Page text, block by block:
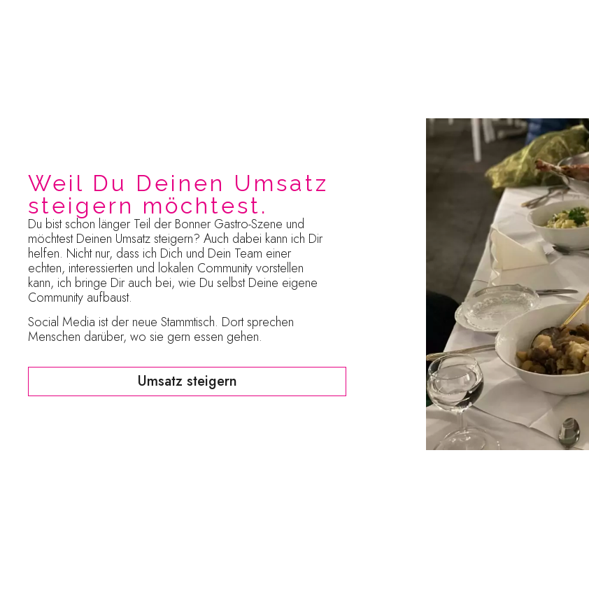
Weil Du Deinen Umsatz
steigern möchtest.
Du bist schon länger Teil der Bonner Gastro-Szene und
möchtest Deinen Umsatz steigern? Auch dabei kann ich Dir
helfen. Nicht nur, dass ich Dich und Dein Team einer
echten, interessierten und lokalen Community vorstellen
kann, ich bringe Dir auch bei, wie Du selbst Deine eigene
Community aufbaust.
Social Media ist der neue Stammtisch. Dort sprechen
Menschen darüber, wo sie gern essen gehen.
Umsatz steigern